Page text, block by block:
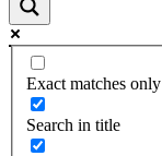
Exact matches only
Search in title